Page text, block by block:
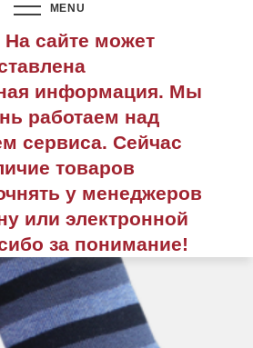
MENU
сайте может
информация. Мы
работаем над
сервиса. Сейчас
товаров
у менеджеров
или электронной
за понимание!